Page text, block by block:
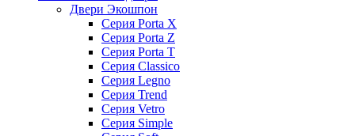
Двери Экошпон
Серия Porta X
Серия Porta Z
Серия Porta T
Серия Classico
Серия Legno
Серия Trend
Серия Vetro
Серия Simple